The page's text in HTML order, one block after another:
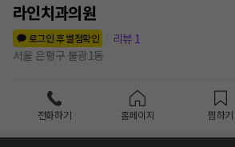
라인치과의원
로그인 후 별점확인
리뷰 1
서울 은평구 불광1동
전화하기 홈페이지 찜하기